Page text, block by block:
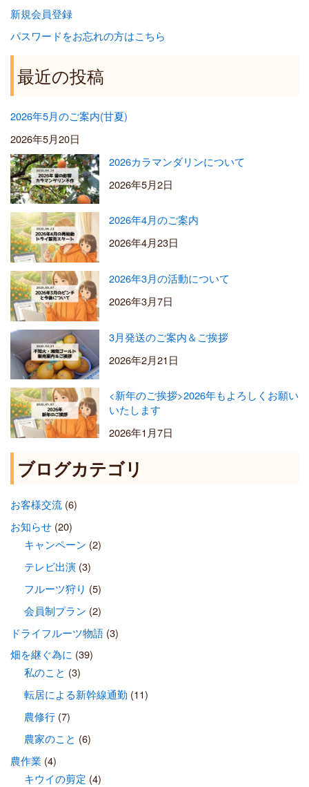
新規会員登録
パスワードをお忘れの方はこちら
最近の投稿
2026年5月のご案内(甘夏)
2026年5月20日
2026カラマンダリンについて
2026年5月2日
2026年4月のご案内
2026年4月23日
2026年3月の活動について
2026年3月7日
3月発送のご案内＆ご挨拶
2026年2月21日
<新年のご挨拶>2026年もよろしくお願い
いたします
2026年1月7日
ブログカテゴリ
お客様交流(6)
お知らせ(20)
キャンペーン (2)
テレビ出演(3)
フルーツ狩り (5)
会員制プラン (2)
ドライフルーツ物語(3)
畑を継ぐ為に (39)
私のこと (3)
転居による新幹線通勤 (11)
農修行(7)
農家のこと (6)
農作業 (4)
キウイの剪定 (4)